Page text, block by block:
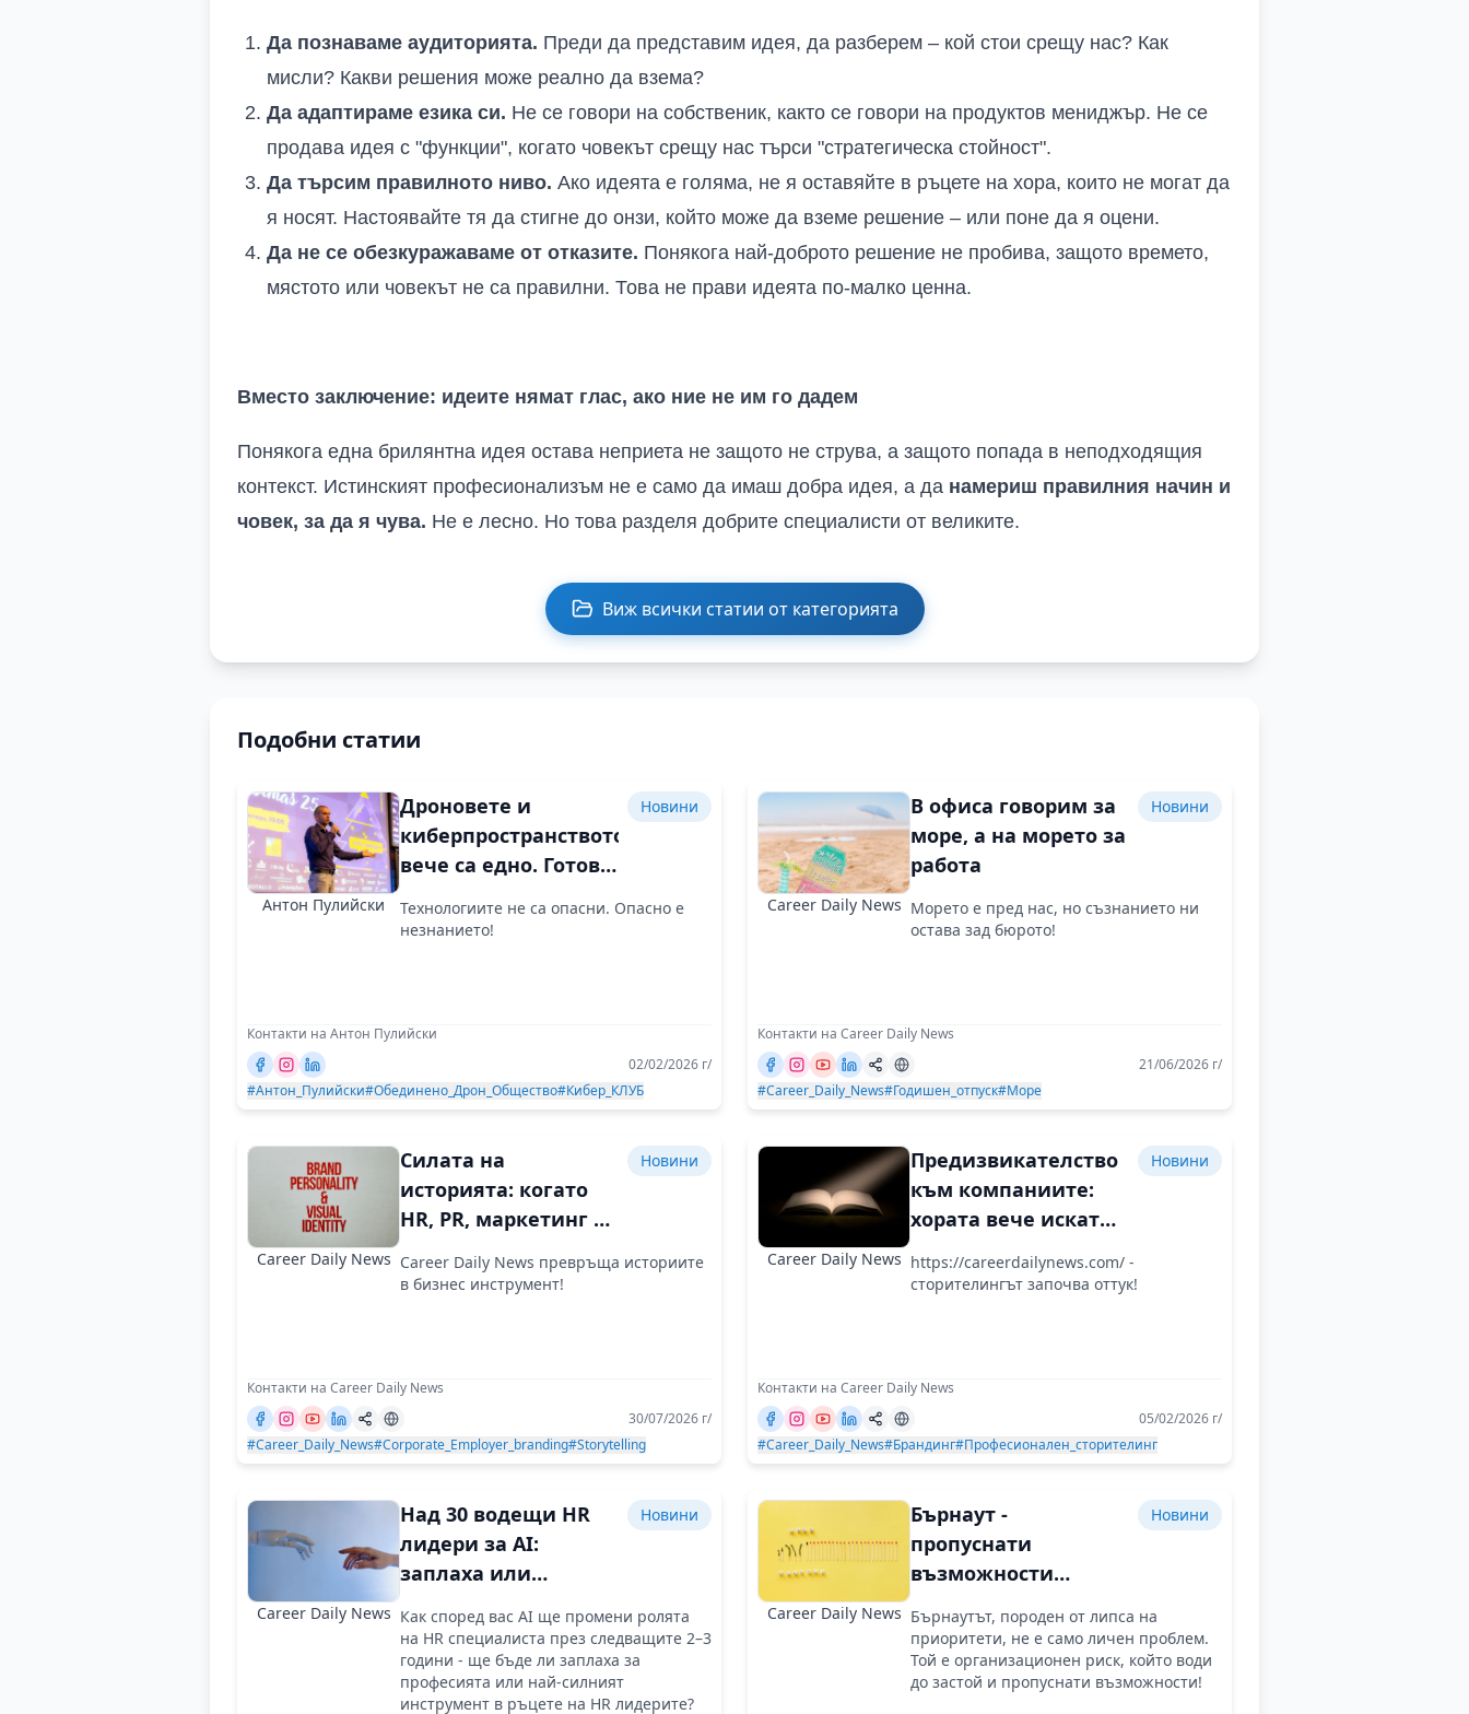
Да познаваме аудиторията. Преди да представим идея, да разберем – кой стои срещу нас? Как
мисли? Какви решения може реално да взема?
Да адаптираме езика си. Не се говори на собственик, както се говори на продуктов мениджър. Не се
продава идея с "функции", когато човекът срещу нас търси "стратегическа стойност".
Да търсим правилното ниво. Ако идеята е голяма, не я оставяйте в ръцете на хора, които не могат да
я носят. Настоявайте тя да стигне до онзи, който може да вземе решение – или поне да я оцени.
Да не се обезкуражаваме от отказите. Понякога най-доброто решение не пробива, защото времето,
мястото или човекът не са правилни. Това не прави идеята по-малко ценна.
Вместо заключение: идеите нямат глас, ако ние не им го дадем
Понякога една брилянтна идея остава неприета не защото не струва, а защото попада в неподходящия
контекст. Истинският професионализъм не е само да имаш добра идея, а да намериш правилния начин и
човек, за да я чува. Не е лесно. Но това разделя добрите специалисти от великите.
Виж всички статии от категорията
Подобни статии
Антон Пулийски
Дроновете и
киберпространството
вече са едно. Готови
Новини
Технологиите не са опасни. Опасно е
незнанието!
Контакти на Антон Пулийски
02/02/2026 г/
#Антон_Пулийски#Обединено_Дрон_Общество#Кибер_КЛУБ
Career Daily News
В офиса говорим за
море, а на морето за
работа
Новини
Морето е пред нас, но съзнанието ни
остава зад бюрото!
Контакти на Career Daily News
21/06/2026 г/
#Career_Daily_News#Годишен_отпуск#Море
Career Daily News
Силата на
историята: когато
HR, PR, маркетинг и
говорят заедно
Новини
Career Daily News превръща историите
в бизнес инструмент!
Контакти на Career Daily News
30/07/2026 г/
#Career_Daily_News#Corporate_Employer_branding#Storytelling
Career Daily News
Предизвикателство
към компаниите:
хората вече искат
къде работят, а с
Новини
https://careerdailynews.com/ -
сторителингът започва оттук!
Контакти на Career Daily News
05/02/2026 г/
#Career_Daily_News#Брандинг#Професионален_сторителинг
Career Daily News
Над 30 водещи HR
лидери за AI:
заплаха или
Новини
Как според вас AI ще промени ролята
на HR специалиста през следващите 2–3
години - ще бъде ли заплаха за
професията или най-силният
инструмент в ръцете на HR лидерите?
Career Daily News
Бърнаут -
пропуснати
възможности
приоритети
Новини
Бърнаутът, породен от липса на
приоритети, не е само личен проблем.
Той е организационен риск, който води
до застой и пропуснати възможности!